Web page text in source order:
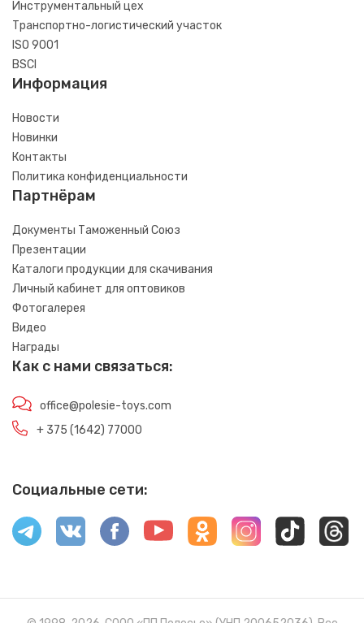
Инструментальный цех
Транспортно-логистический участок
ISO 9001
BSCI
Информация
Новости
Новинки
Контакты
Политика конфиденциальности
Партнёрам
Документы Таможенный Союз
Презентации
Каталоги продукции для скачивания
Личный кабинет для оптовиков
Фотогалерея
Видео
Награды
Как с нами связаться:
office@polesie-toys.com
+ 375 (1642) 77000
Социальные сети: